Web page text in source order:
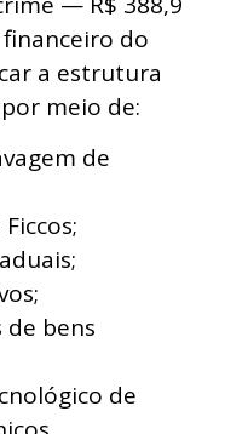
do
a estrutura
meio de:
de
de bens
de